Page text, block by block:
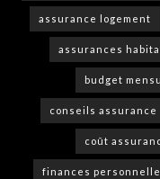
assurance logement
assurances
budget
conseils assurance
coût
finances